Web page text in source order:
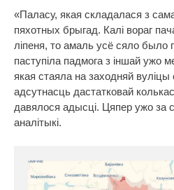
«Паласу, якая складалася з
пяхотных брыгад. Калі вораг
ліпеня, то амаль усё сяло было
паступіла падмога з іншай ужо
якая стаяла на заходняй вуліцы
адсутнасць дастатковай
давялося адысці. Цяпер ужо за
аналітыкі.